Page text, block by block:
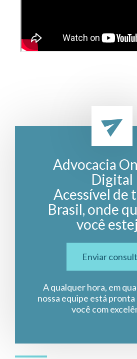
Advocacia
Digital
Acessível de
Brasil, onde
você
Enviar
A qualquer hora, em
nossa equipe está
você com